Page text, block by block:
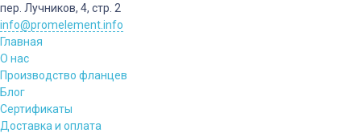
пер. Лучников, 4, стр. 2
info@promelement.info
Главная
О нас
Производство фланцев
Блог
Сертификаты
Доставка и оплата